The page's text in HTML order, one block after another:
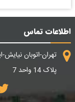
اطلاعات تماس
تهران-اتوبان
پلاک 14 واحد 7